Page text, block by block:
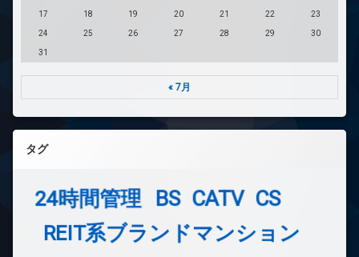
17 18 19 20 21 22 23
24 25 26 27 28 29 30
31
« 7月
タグ
24時間管理 BS CATV CS
REIT系ブランドマンション